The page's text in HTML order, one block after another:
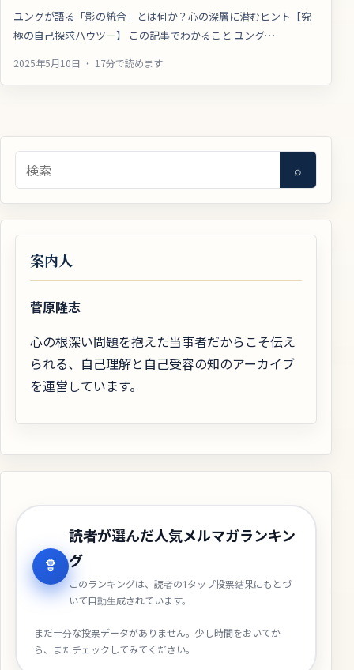
ユングが語る「影の統合」とは何か？心の深層に潜むヒント【究
極の自己探求ハウツー】 この記事でわかること ユング…
2025年5月10日 ・ 17分で読めます
検索 ⌕
案内人
菅原隆志
心の根深い問題を抱えた当事者だからこそ伝え
られる、自己理解と自己受容の知のアーカイブ
を運営しています。
読者が選んだ人気メルマガランキン
グ
このランキングは、読者の1タップ投票結果にもとづ
いて自動生成されています。
まだ十分な投票データがありません。少し時間をおいてか
ら、またチェックしてみてください。